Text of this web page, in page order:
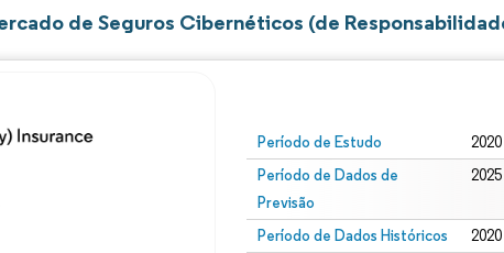
de Seguros Cibernéticos (de
Período de Estudo
Período de Dados de
Previsão
Período de Dados Históricos